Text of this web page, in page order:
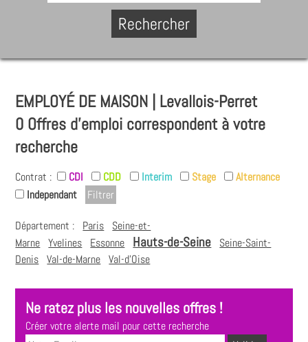
EMPLOYÉ DE MAISON | Levallois-Perret
0 Offres d'emploi correspondent à votre
recherche
Contrat : CDI CDD Interim Stage
Alternance
Independant
Département : Paris
Seine-et-
Marne Yvelines Essonne Hauts-de-Seine
Seine-Saint-
Denis Val-de-Marne Val-d'Oise
Ne ratez plus les nouvelles offres !
Créer votre alerte mail pour cette recherche